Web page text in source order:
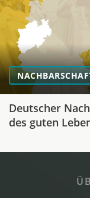
Deutscher
des guten